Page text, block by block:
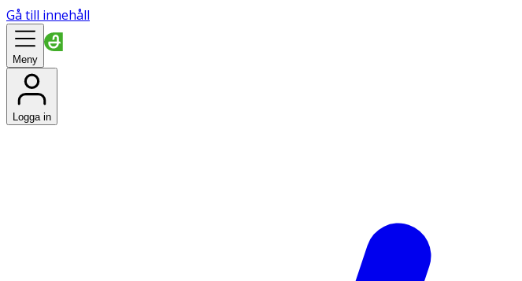
Gå till innehåll
Meny
Logga in